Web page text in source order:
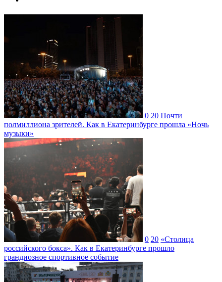
0 20 Почти
полмиллиона зрителей. Как в Екатеринбурге прошла «Ночь
музыки»
0 20 «Столица
российского бокса». Как в Екатеринбурге прошло
грандиозное спортивное событие